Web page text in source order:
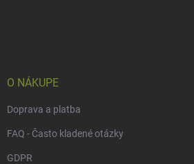
O NÁKUPE
Doprava a platba
FAQ - Často kladené otázky
GDPR